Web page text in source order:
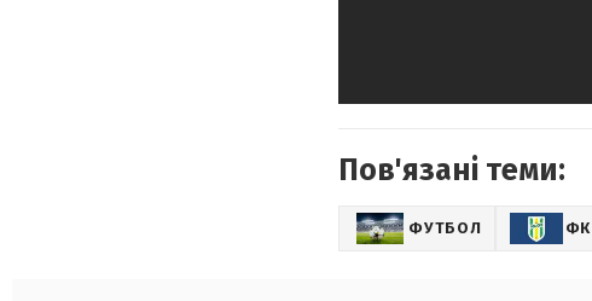
Пов'язані теми:
ФУТБОЛ ФК